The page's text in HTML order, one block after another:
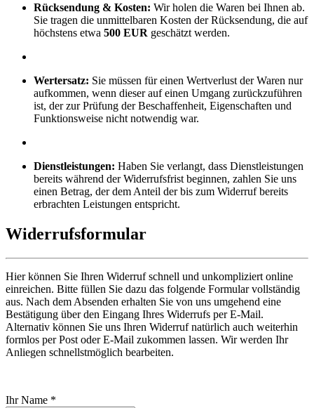
Rücksendung & Kosten: Wir holen die Waren bei Ihnen ab.
Sie tragen die unmittelbaren Kosten der Rücksendung, die auf
höchstens etwa 500 EUR geschätzt werden.
Wertersatz: Sie müssen für einen Wertverlust der Waren nur
aufkommen, wenn dieser auf einen Umgang zurückzuführen
ist, der zur Prüfung der Beschaffenheit, Eigenschaften und
Funktionsweise nicht notwendig war.
Dienstleistungen: Haben Sie verlangt, dass Dienstleistungen
bereits während der Widerrufsfrist beginnen, zahlen Sie uns
einen Betrag, der dem Anteil der bis zum Widerruf bereits
erbrachten Leistungen entspricht.
Widerrufsformular
Hier können Sie Ihren Widerruf schnell und unkompliziert online
einreichen. Bitte füllen Sie dazu das folgende Formular vollständig
aus. Nach dem Absenden erhalten Sie von uns umgehend eine
Bestätigung über den Eingang Ihres Widerrufs per E-Mail.
Alternativ können Sie uns Ihren Widerruf natürlich auch weiterhin
formlos per Post oder E-Mail zukommen lassen. Wir werden Ihr
Anliegen schnellstmöglich bearbeiten.
Ihr Name *